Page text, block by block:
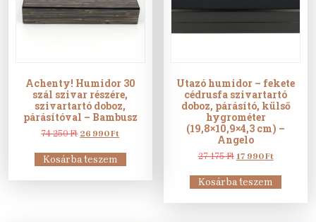
Achenty! Humidor 30
szál szivar részére,
szivartartó doboz,
párásítóval – Bambusz
74 250Ft Original
was:
74
26 990FtCurrent
is:
26
Kosárba teszem
Utazó humidor – fekete
cédrusfa szivartartó
doboz, párásító, külső
hygrométer
(19,8×10,9×4,3 cm) –
Angelo
27 175Ft Original
was:
27
17 990FtCurrent
is:
17
Kosárba teszem